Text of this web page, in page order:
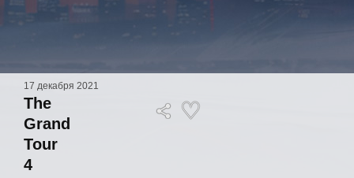
17 декабря 2021
The
Grand
Tour
4